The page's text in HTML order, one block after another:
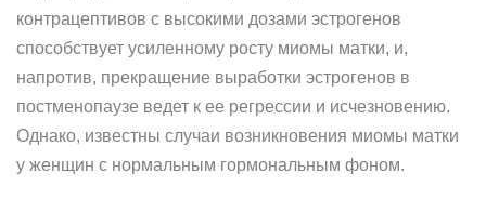
контрацептивов с высокими дозами эстрогенов
способствует усиленному росту миомы матки, и,
напротив, прекращение выработки эстрогенов в
постменопаузе ведет к ее регрессии и исчезновению.
Однако, известны случаи возникновения миомы матки
у женщин с нормальным гормональным фоном.